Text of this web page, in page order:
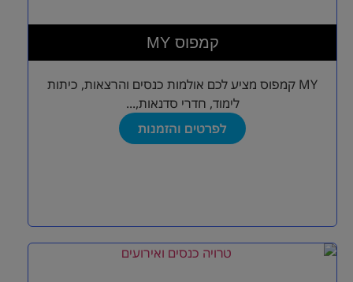
MY קמפוס
MY קמפוס מציע לכם אולמות כנסים והרצאות, כיתות
לימוד, חדרי סדנאות,...
לפרטים והזמנות